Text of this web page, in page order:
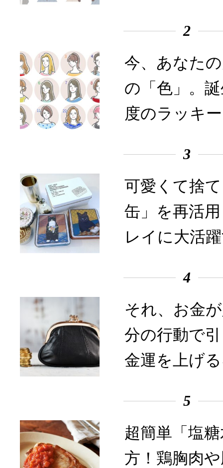
2
今、あなた
の「色」。
度のラッキ
3
可愛くて捨
缶」を再活
レイに大活
4
それ、お金
分の行動で
金運を上げ
5
超簡単「塩
方！鶏胸肉